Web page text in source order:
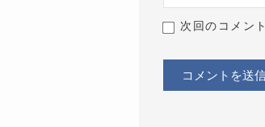
次回のコメン